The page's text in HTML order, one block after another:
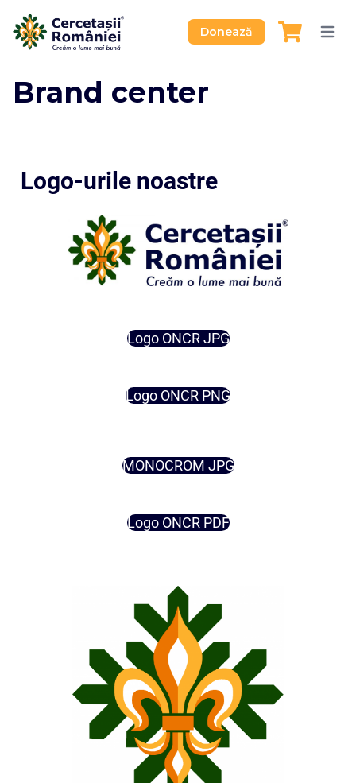
Donează
Brand center
Logo-urile noastre
Logo ONCR JPG
Logo ONCR PNG
MONOCROM JPG
Logo ONCR PDF